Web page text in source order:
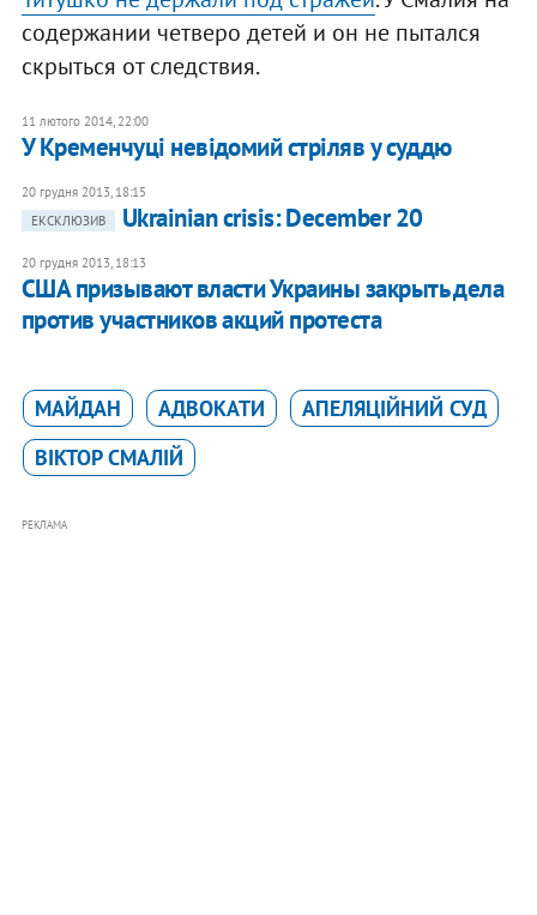
содержании четверо детей и он не пытался
скрыться от следствия.
11 лютого 2014, 22:00
У Кременчуці невідомий стріляв у суддю
20 грудня 2013, 18:15
ЕКСКЛЮЗИВ
Ukrainian crisis: December 20
20 грудня 2013, 18:13
США призывают власти Украины закрыть дела
против участников акций протеста
МАЙДАН АДВОКАТИ
АПЕЛЯЦІЙНИЙ СУД
ВІКТОР СМАЛІЙ
РЕКЛАМА